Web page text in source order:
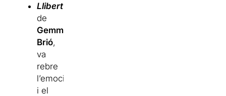
Llibert,
de
Gemma
Brió,
va
rebre
l’emoció
i el